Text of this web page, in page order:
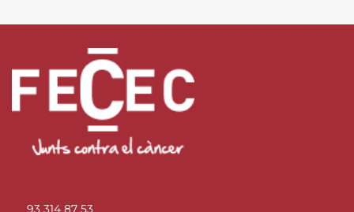
93 314 87 53